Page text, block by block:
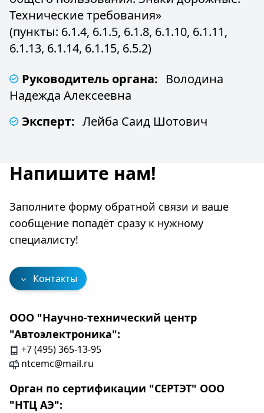
Технические требования»
(пункты: 6.1.4, 6.1.5, 6.1.8, 6.1.10, 6.1.11,
6.1.13, 6.1.14, 6.1.15, 6.5.2)
Руководитель органа: Володина
Надежда Алексеевна
Эксперт: Лейба Саид Шотович
Напишите нам!
Заполните форму обратной связи и ваше
сообщение попадёт сразу к нужному
специалисту!
Контакты
ООО "Научно-технический центр
"Автоэлектроника":
+7 (495) 365-13-95
ntcemc@mail.ru
Орган по сертификации "СЕРТЭТ" ООО
"НТЦ АЭ":